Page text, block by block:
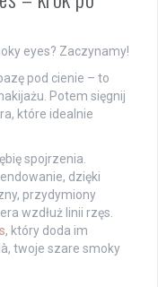
eyes? Zaczynamy!
pod cienie – to
Potem sięgnij
które idealnie
spojrzenia.
dzięki
przydymiony
wzdłuż linii rzęs.
, który doda im
twoje szare smoky